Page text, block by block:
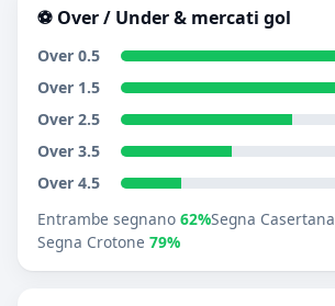
⚽ Over / Under & mercati gol
Over 0.5
Over 1.5
Over 2.5
Over 3.5
Over 4.5
Entrambe segnano 62%Segna Casertana
Segna Crotone 79%